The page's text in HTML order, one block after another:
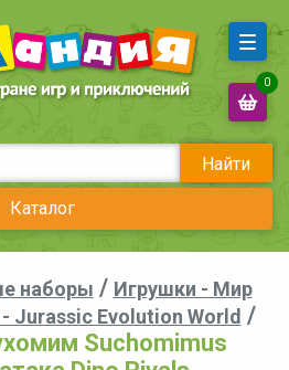
Найти
Каталог
0
наборы / Игрушки - Мир
Jurassic Evolution World /
Suchomimus